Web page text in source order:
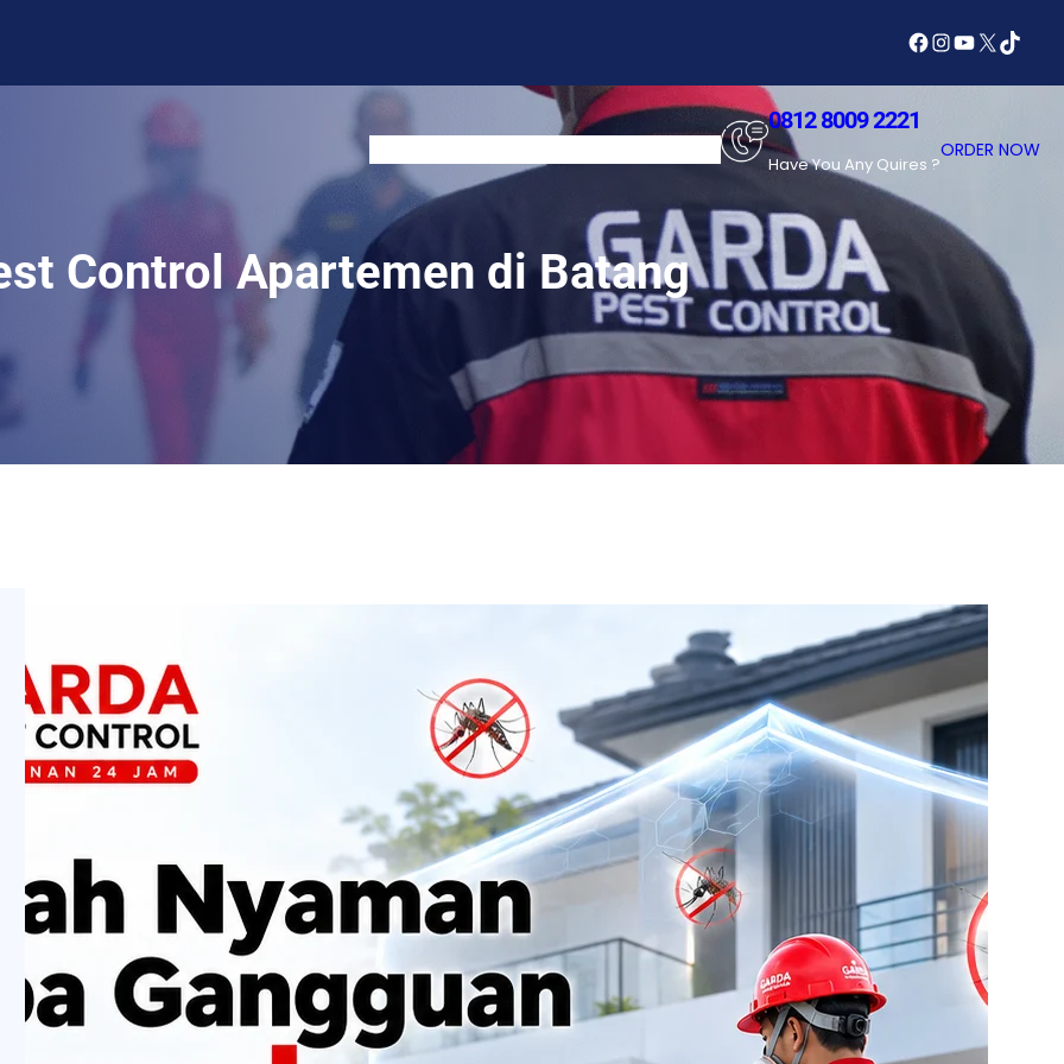
Facebook
Instagram
YouTube
X TikTok
0812 8009 2221
Have You Any Quires ?
ORDER NOW
Control Apartemen di Batang